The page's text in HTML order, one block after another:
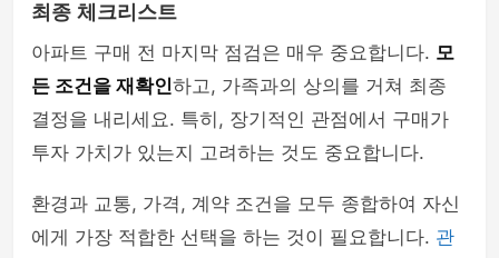
최종 체크리스트
아파트 구매 전 마지막 점검은 매우 중요합니다. 모
든 조건을 재확인하고, 가족과의 상의를 거쳐 최종
결정을 내리세요. 특히, 장기적인 관점에서 구매가
투자 가치가 있는지 고려하는 것도 중요합니다.
환경과 교통, 가격, 계약 조건을 모두 종합하여 자신
에게 가장 적합한 선택을 하는 것이 필요합니다. 관